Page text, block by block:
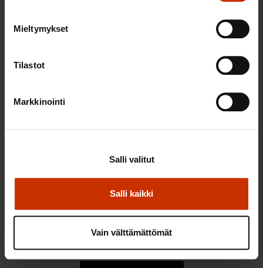
Mieltymykset
Tilastot
Markkinointi
Salli kaikki
Salli valitut
Vain välttämättömät